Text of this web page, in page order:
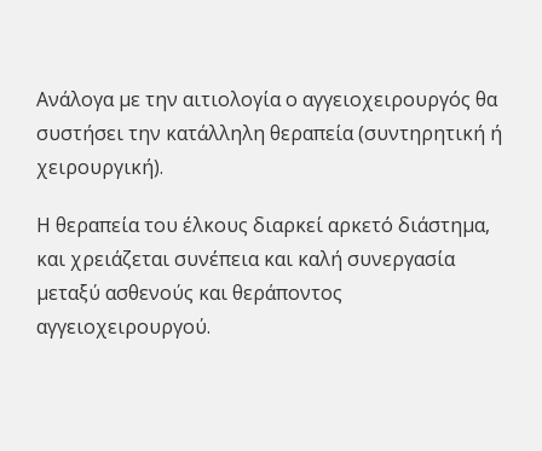
Ανάλογα με την αιτιολογία ο αγγειοχειρουργός θα
συστήσει την κατάλληλη θεραπεία (συντηρητική ή
χειρουργική).
Η θεραπεία του έλκους διαρκεί αρκετό διάστημα,
και χρειάζεται συνέπεια και καλή συνεργασία
μεταξύ ασθενούς και θεράποντος
αγγειοχειρουργού.